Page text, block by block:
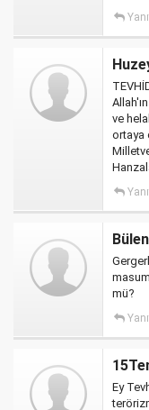
ve
ortaya
mü?
Ey